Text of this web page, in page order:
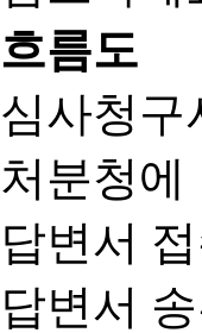
흐름도
심사청구
처분청에
답변서
답변서